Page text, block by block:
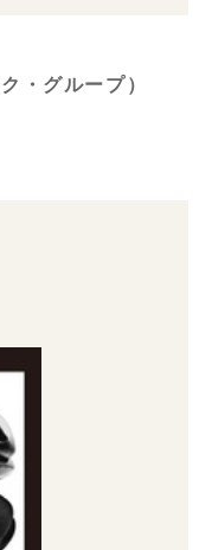
・グループ）